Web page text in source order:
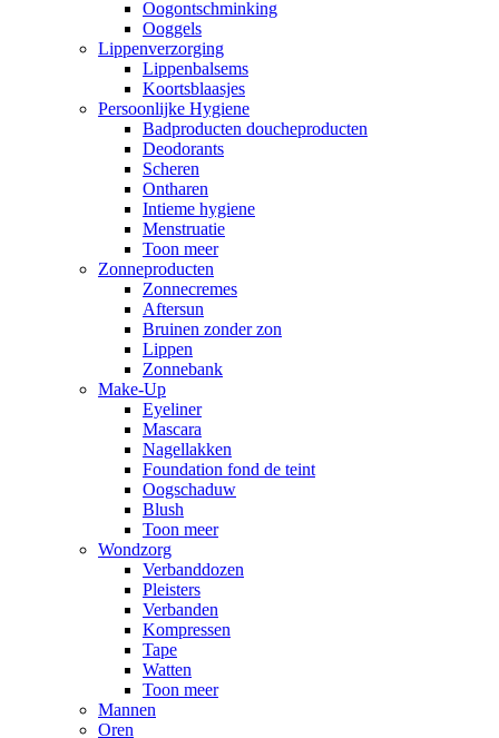
Oogontschminking
Ooggels
Lippenverzorging
Lippenbalsems
Koortsblaasjes
Persoonlijke Hygiene
Badproducten doucheproducten
Deodorants
Scheren
Ontharen
Intieme hygiene
Menstruatie
Toon meer
Zonneproducten
Zonnecremes
Aftersun
Bruinen zonder zon
Lippen
Zonnebank
Make-Up
Eyeliner
Mascara
Nagellakken
Foundation fond de teint
Oogschaduw
Blush
Toon meer
Wondzorg
Verbanddozen
Pleisters
Verbanden
Kompressen
Tape
Watten
Toon meer
Mannen
Oren